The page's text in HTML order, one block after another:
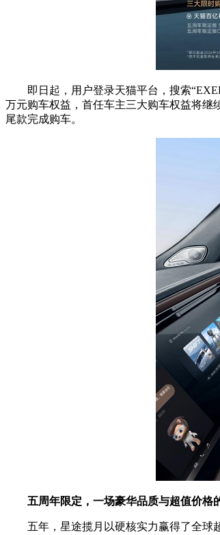
即日起，用户登录天猫平台，搜索
万元购车权益，首任车主三大购车权益将继
尾款完成购车。
五周年限定，一场豪华品质与超值价格
五年，星途揽月以硬核实力赢得了全球